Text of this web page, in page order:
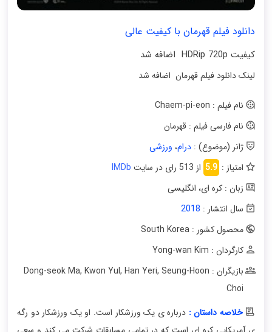
دانلود فیلم قهرمان با کیفیت عالی
کیفیت HDRip 720p اضافه شد
لینک دانلود فیلم قهرمان اضافه شد
نام فیلم : Chaem-pi-eon
نام فارسی فیلم : قهرمان
ژانر (موضوع) :درام، ورزشی
امتیاز : 5.9 از 513 رای در سایت
IMDb
زبان : کره ای، انگلیسی
سال انتشار : 2018
محصول کشور : South Korea
کارگردان : Yong-wan Kim
بازیگران : Dong-seok Ma
, Kwon Yul, Han Yeri, Seung-Hoon
Choi
خلاصه داستان : درباره ی یک ورزشکار است. او یک ورزشکار دو رگه